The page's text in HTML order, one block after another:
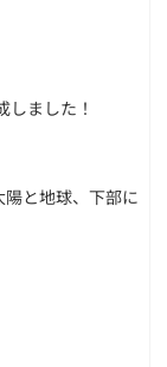
ました！
と地球、下部に